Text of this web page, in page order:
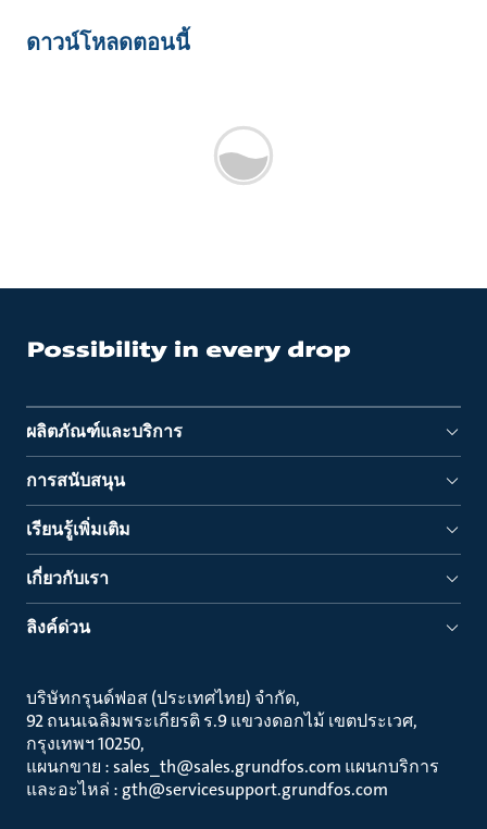
ดาวน์โหลดตอนนี้
ผลิตภัณฑ์และบริการ
การสนับสนุน
เรียนรู้เพิ่มเติม
เกี่ยวกับเรา
ลิงค์ด่วน
บริษัทกรุนด์ฟอส (ประเทศไทย) จำกัด
92 ถนนเฉลิมพระเกียรติ ร.9 แขวงดอกไม้ เขตประเวศ
กรุงเทพฯ 10250
แผนกขาย : sales_th@sales.grundfos.com แผนกบริการ
และอะไหล่ : gth@servicesupport.grundfos.com